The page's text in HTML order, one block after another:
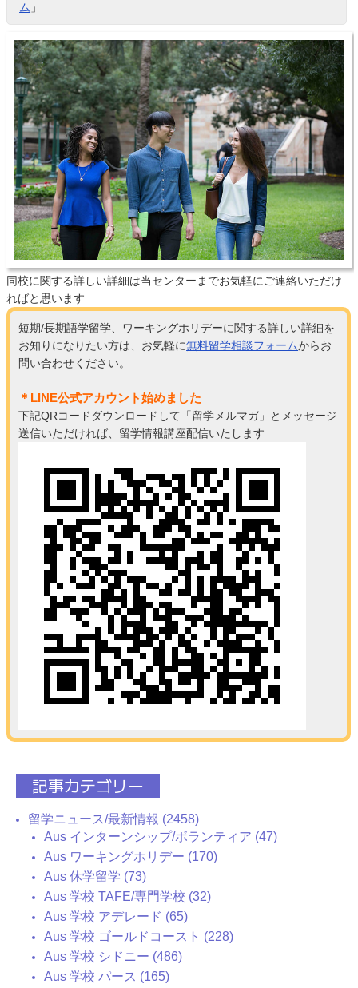
ム 」
同校に関する詳しい詳細は当センターまでお気軽にご連絡いただけ
ればと思います
短期/長期語学留学、ワーキングホリデーに関する詳しい詳細を
お知りになりたい方は、お気軽に無料留学相談フォームからお
問い合わせください。
＊LINE公式アカウント始めました
下記QRコードダウンロードして「留学メルマガ」とメッセージ
送信いただければ、留学情報講座配信いたします
記事カテゴリー
留学ニュース/最新情報 (2458)
Aus インターンシップ/ボランティア (47)
Aus ワーキングホリデー (170)
Aus 休学留学 (73)
Aus 学校 TAFE/専門学校 (32)
Aus 学校 アデレード (65)
Aus 学校 ゴールドコースト (228)
Aus 学校 シドニー (486)
Aus 学校 パース (165)